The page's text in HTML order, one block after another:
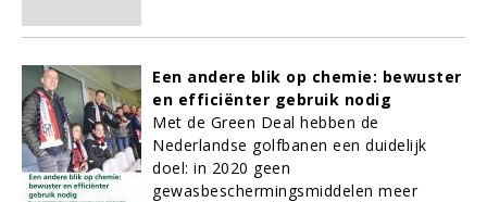
Een andere blik op chemie: bewuster
en efficiënter gebruik nodig
Met de Green Deal hebben de
Nederlandse golfbanen een duidelijk
doel: in 2020 geen
gewasbeschermingsmiddelen meer